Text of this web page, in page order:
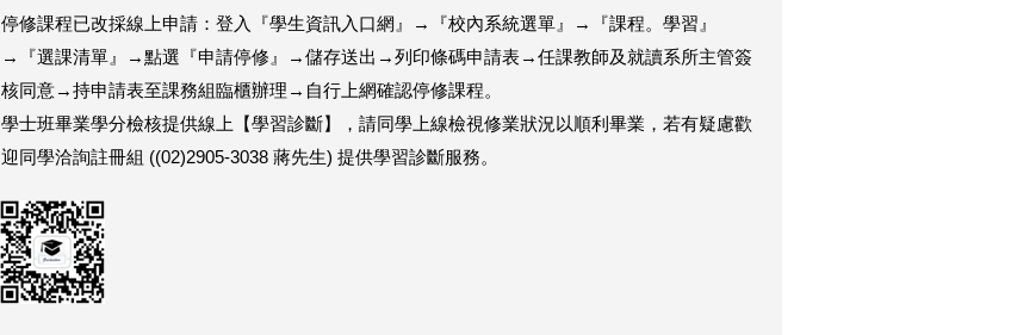
停修課程已改採線上申請：登入『學生資訊入口網』→『校內系統選單』→『課程。學習』
→『選課清單』→點選『申請停修』→儲存送出→列印條碼申請表→任課教師及就讀系所主管簽
核同意→持申請表至課務組臨櫃辦理→自行上網確認停修課程。
學士班畢業學分檢核提供線上【學習診斷】，請同學上線檢視修業狀況以順利畢業，若有疑慮歡
迎同學洽詢註冊組 ((02)2905-3038 蔣先生) 提供學習診斷服務。